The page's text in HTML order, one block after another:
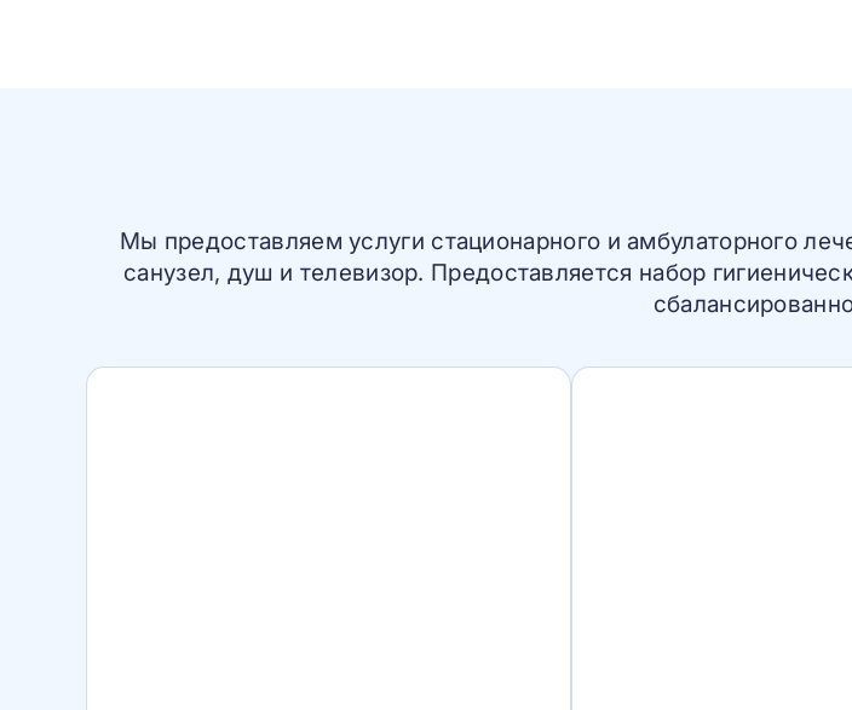
Мы предоставляем услуги стационарного и амбулаторного
санузел, душ и телевизор. Предоставляется набор